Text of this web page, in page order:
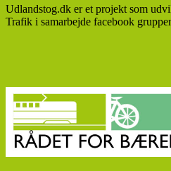
Udlandstog.dk er et projekt som
Trafik i samarbejde facebook